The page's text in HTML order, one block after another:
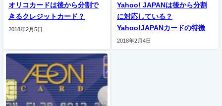
オリコカードは後から分割で
きるクレジットカード？
2018年2月5日
Yahoo! JAPANは後から分割
に対応している？
Yahoo!JAPANカードの特徴
2018年2月4日